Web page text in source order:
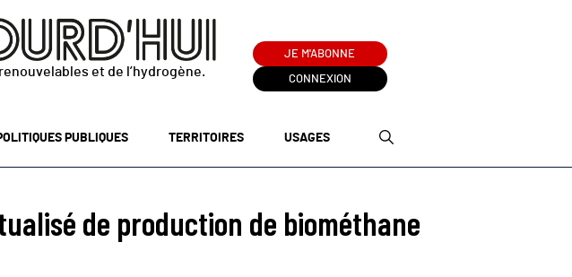
et de l’hydrogène.
JE M'ABONNE
CONNEXION
PUBLIQUES TERRITOIRES USAGES
de production de biométhane